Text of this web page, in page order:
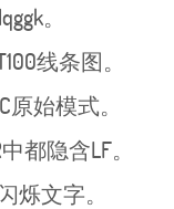
。
线条图。
始模式。
都隐含LF。
文字。